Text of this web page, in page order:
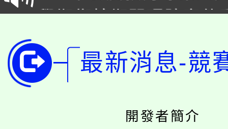
程
學期銜接期間理賠案件
學籍身 分審查程序及
版
公告本校115學年度第
「2026金融保險知識
桃園市115學年度學生
最新消息-競
開發者簡介